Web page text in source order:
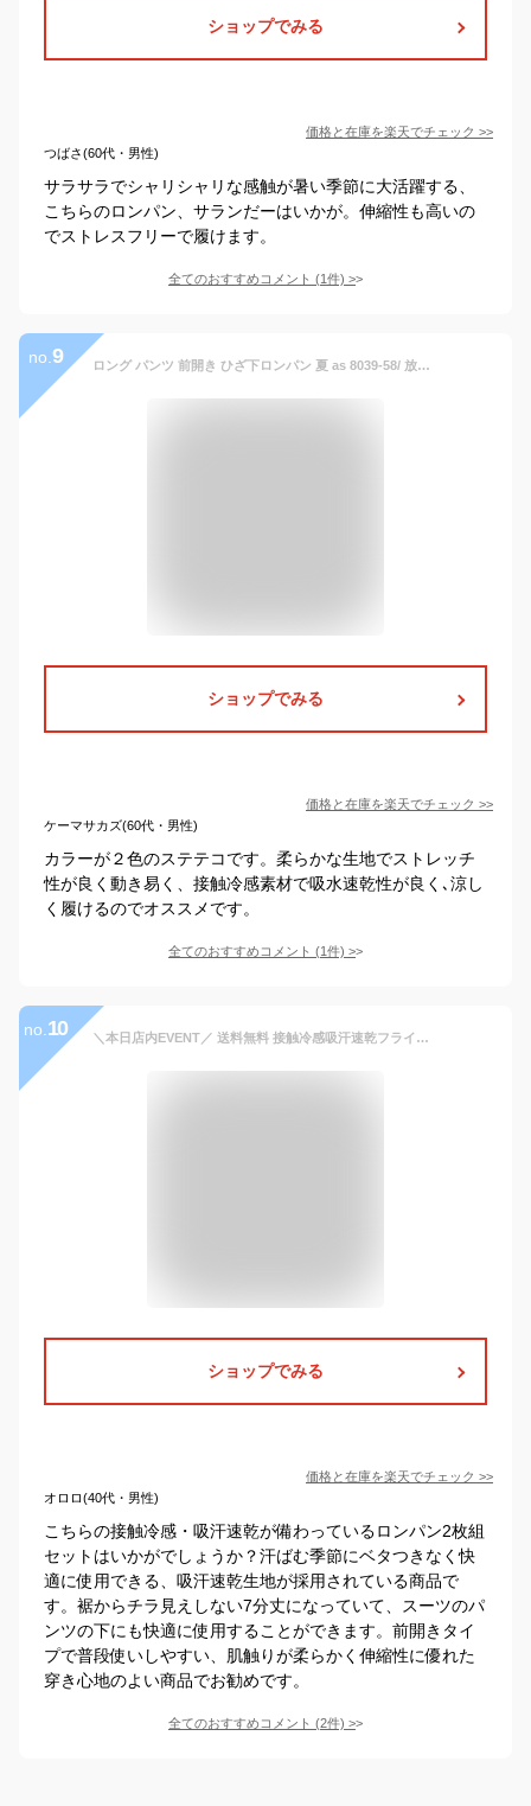
ショップでみる
価格と在庫を楽天でチェック >>
つばさ(60代・男性)
サラサラでシャリシャリな感触が暑い季節に大活躍する、
こちらのロンパン、サランだーはいかが。伸縮性も高いの
でストレスフリーで履けます。
全てのおすすめコメント (1件) >
no. 9 ロング パンツ 前開き ひざ下ロンパン 夏 as 8039-58/ 放熱 BOYD-X 放熱 すててこ タイツ ロンパン ステテコ ロングボクサー 冷感 涼感 クール 吸水 速乾 接触冷感 涼しい ストレッチ スポーツ 仕事 作業着 ワークウェア 涼しい ソフト 柔らかい クール繊維 （06568）
ショップでみる
価格と在庫を楽天でチェック >>
ケーマサカズ(60代・男性)
カラーが２色のステテコです。柔らかな生地でストレッチ
性が良く動き易く、接触冷感素材で吸水速乾性が良く､涼し
く履けるのでオススメです。
全てのおすすめコメント (1件) >
no. 10 ＼本日店内EVENT／ 送料無料 接触冷感吸汗速乾フライス編メンズロンパン2枚組 インナー ボトムス 肌着 下着 ステテコ 股引 ももひき ズボン下 パッチ 猿股 7分丈 前開き 男性 紳士 薄手 夏 通気性 涼しい ストレッチ 無地 デイリー メール便
ショップでみる
価格と在庫を楽天でチェック >>
オロロ(40代・男性)
こちらの接触冷感・吸汗速乾が備わっているロンパン2枚組
セットはいかがでしょうか？汗ばむ季節にベタつきなく快
適に使用できる、吸汗速乾生地が採用されている商品で
す。裾からチラ見えしない7分丈になっていて、スーツのパ
ンツの下にも快適に使用することができます。前開きタイ
プで普段使いしやすい、肌触りが柔らかく伸縮性に優れた
穿き心地のよい商品でお勧めです。
全てのおすすめコメント (2件) >